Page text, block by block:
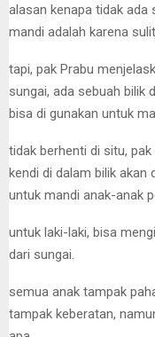
alasan kenapa tidak ada
mandi adalah karena
tapi, pak Prabu
sungai, ada sebuah bilik
bisa di gunakan untuk
tidak berhenti di situ,
kendi di dalam bilik akan
untuk mandi anak-anak
untuk laki-laki, bisa
dari sungai.
semua anak tampak
tampak keberatan,